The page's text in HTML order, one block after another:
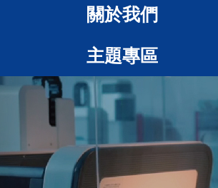
關於我們
主題專區